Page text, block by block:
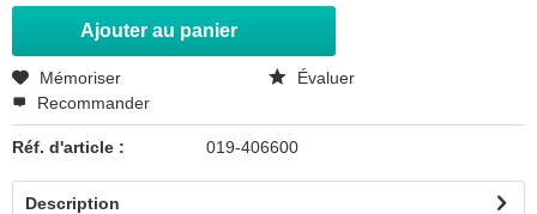
Ajouter au panier
Mémoriser
Évaluer
Recommander
Réf. d'article : 019-406600
Description